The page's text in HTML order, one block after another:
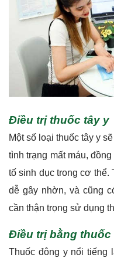
Điều trị thuốc tây y
Một số loại thuốc tây y
tình trạng mất máu,
tố sinh dục trong cơ thể.
dễ gây nhờn, và cũng
cần thận trọng sử dụng
Điều trị bằng thuốc
Thuốc đông y nổi tiếng